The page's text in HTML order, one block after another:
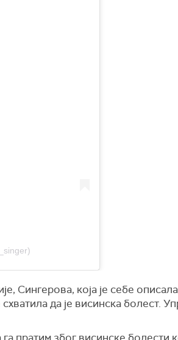
Сингерова, која је себе описала
да је висинска болест.